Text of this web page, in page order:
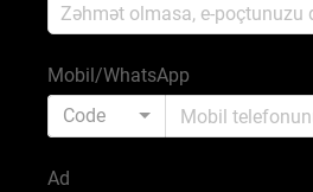
Mobil/WhatsApp
Code
Ad